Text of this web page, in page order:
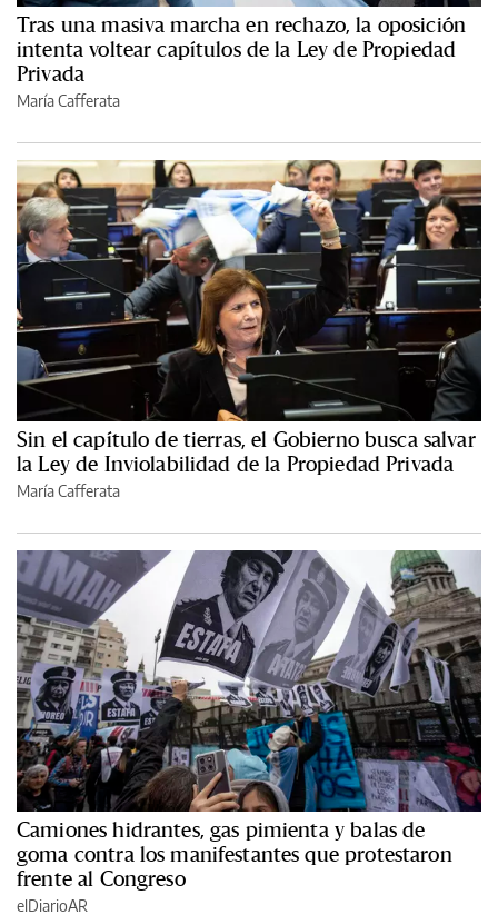
Tras una masiva marcha en rechazo, la oposición
intenta voltear capítulos de la Ley de Propiedad
Privada
María Cafferata
Sin el capítulo de tierras, el Gobierno busca salvar
la Ley de Inviolabilidad de la Propiedad Privada
María Cafferata
Camiones hidrantes, gas pimienta y balas de
goma contra los manifestantes que protestaron
frente al Congreso
elDiarioAR